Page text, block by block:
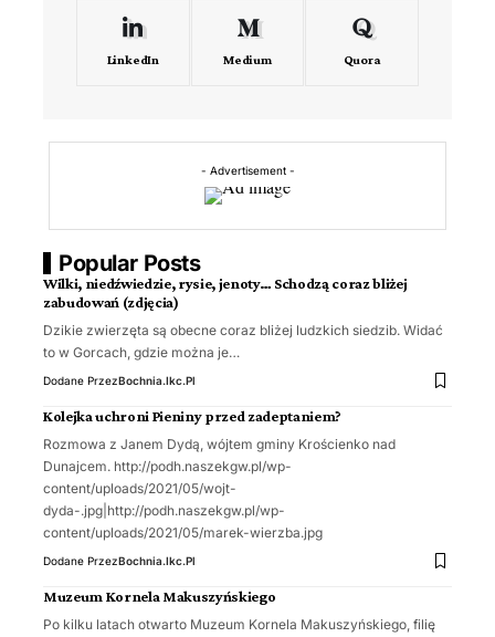
LinkedIn Medium Quora
- Advertisement -
Popular Posts
Wilki, niedźwiedzie, rysie, jenoty… Schodzą coraz bliżej
zabudowań (zdjęcia)
Dzikie zwierzęta są obecne coraz bliżej ludzkich siedzib. Widać
to w Gorcach, gdzie można je…
Dodane PrzezBochnia.ikc.pl
Kolejka uchroni Pieniny przed zadeptaniem?
Rozmowa z Janem Dydą, wójtem gminy Krościenko nad
Dunajcem. http://podh.naszekgw.pl/wp-
content/uploads/2021/05/wojt-
dyda-.jpg|http://podh.naszekgw.pl/wp-
content/uploads/2021/05/marek-wierzba.jpg
Dodane PrzezBochnia.ikc.pl
Muzeum Kornela Makuszyńskiego
Po kilku latach otwarto Muzeum Kornela Makuszyńskiego, filię